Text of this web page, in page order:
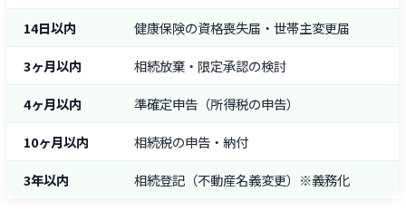
14日以内
健康保険の資格喪失届・世帯主変更届
3ヶ月以内
相続放棄・限定承認の検討
4ヶ月以内
準確定申告（所得税の申告）
10ヶ月以内
相続税の申告・納付
3年以内
相続登記（不動産名義変更）※義務化